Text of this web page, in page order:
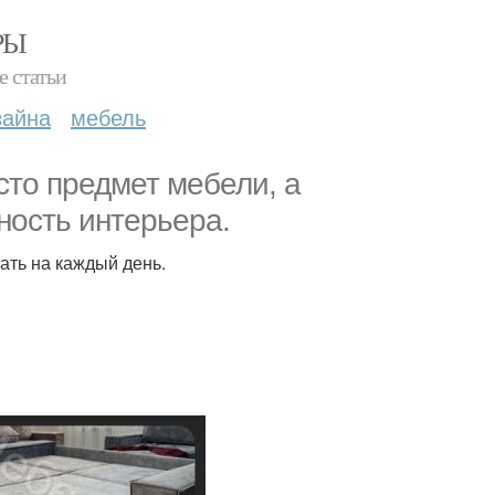
статьи
мебель
предмет мебели, а
интерьера.
на каждый день.